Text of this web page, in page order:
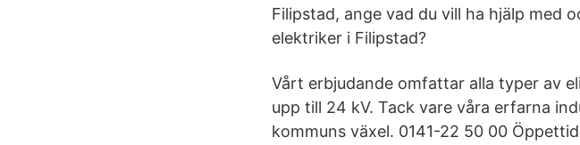
Filipstad, ange vad du vill ha hjälp med
elektriker i Filipstad?
Vårt erbjudande omfattar alla typer av
upp till 24 kV. Tack vare våra erfarna
kommuns växel. 0141-22 50 00